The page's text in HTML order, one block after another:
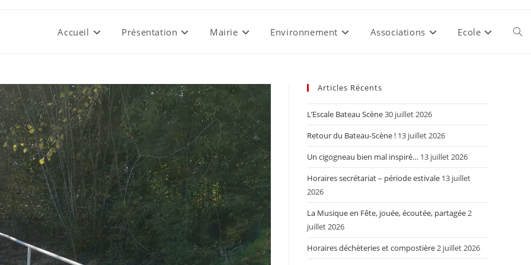
Accueil Présentation Mairie Environnement Associations Ecole
Articles Récents
L’Escale Bateau Scène30 juillet 2026
Retour du Bateau-Scène ! 13 juillet 2026
Un cigogneau bien mal inspiré… 13 juillet 2026
Horaires secrétariat – période estivale 13 juillet
2026
La Musique en Fête, jouée, écoutée, partagée2
juillet 2026
Horaires déchèteries et compostière2 juillet 2026